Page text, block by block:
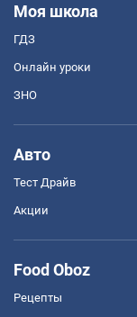
Моя школа
ГДЗ
Онлайн уроки
ЗНО
Авто
Тест Драйв
Акции
Food Oboz
Рецепты